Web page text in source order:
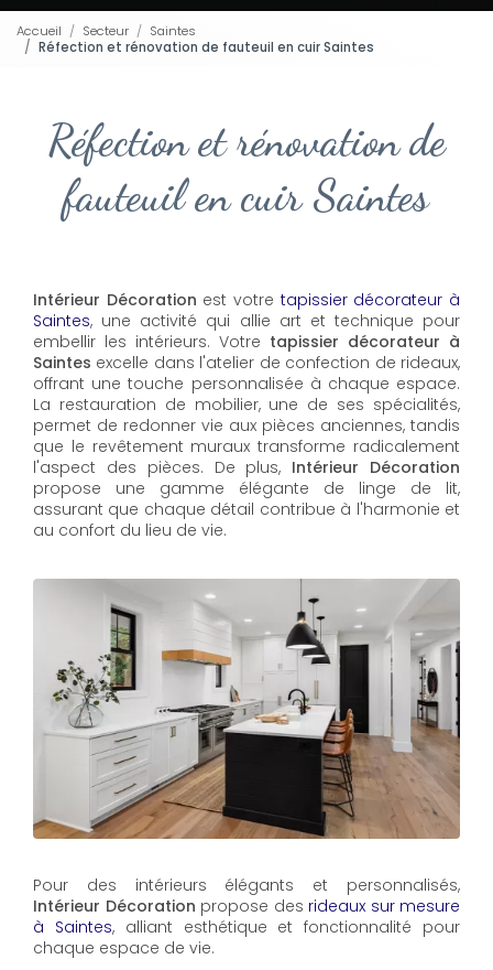
Accueil Secteur
Saintes
Réfection et rénovation de fauteuil en cuir Saintes
Réfection et rénovation de
fauteuil en cuir Saintes
Intérieur Décoration est votre tapissier décorateur à
Saintes, une activité qui allie art et technique pour
embellir les intérieurs. Votre tapissier décorateur à
Saintes excelle dans l'atelier de confection de rideaux,
offrant une touche personnalisée à chaque espace.
La restauration de mobilier, une de ses spécialités,
permet de redonner vie aux pièces anciennes, tandis
que le revêtement muraux transforme radicalement
l'aspect des pièces. De plus, Intérieur Décoration
propose une gamme élégante de linge de lit,
assurant que chaque détail contribue à l'harmonie et
au confort du lieu de vie.
Pour des intérieurs élégants et personnalisés,
Intérieur Décoration propose des rideaux sur mesure
à Saintes, alliant esthétique et fonctionnalité pour
chaque espace de vie.